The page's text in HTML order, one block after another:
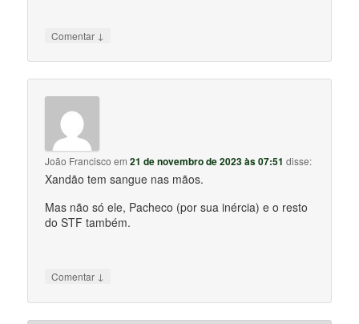
Comentar ↓
João Francisco em21 de novembro de 2023 às 07:51 disse:
Xandão tem sangue nas mãos.
Mas não só ele, Pacheco (por sua inércia) e o resto
do STF também.
Comentar ↓